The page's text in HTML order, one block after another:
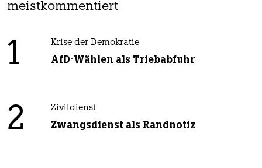
meistkommentiert
1 Krise der Demokratie
AfD-Wählen als Triebabfuhr
2 Zivildienst
Zwangsdienst als Randnotiz